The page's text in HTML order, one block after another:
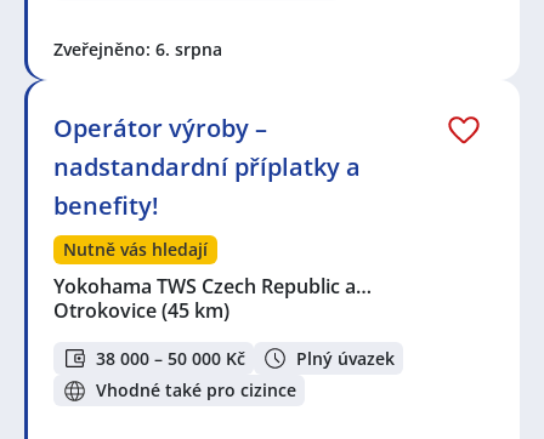
Zveřejněno: 6. srpna
Operátor výroby –
nadstandardní příplatky a
benefity!
Nutně vás hledají
Yokohama TWS Czech Republic a…
Otrokovice(45 km)
38 000 – 50 000 Kč
Plný úvazek
Vhodné také pro cizince